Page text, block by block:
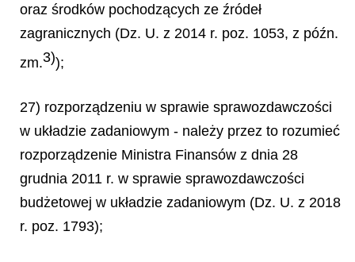
oraz środków pochodzących ze źródeł
zagranicznych (Dz. U. z 2014 r. poz. 1053, z późn.
zm.3));
27) rozporządzeniu w sprawie sprawozdawczości
w układzie zadaniowym - należy przez to rozumieć
rozporządzenie Ministra Finansów z dnia 28
grudnia 2011 r. w sprawie sprawozdawczości
budżetowej w układzie zadaniowym (Dz. U. z 2018
r. poz. 1793);